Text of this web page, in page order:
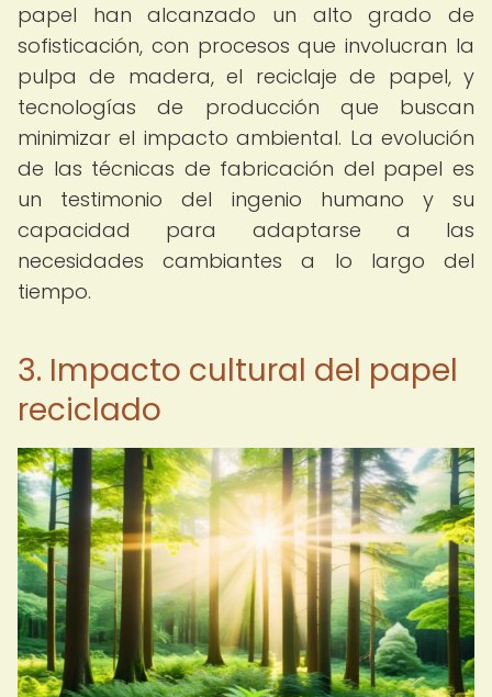
papel han alcanzado un alto grado de
sofisticación, con procesos que involucran la
pulpa de madera, el reciclaje de papel, y
tecnologías de producción que buscan
minimizar el impacto ambiental. La evolución
de las técnicas de fabricación del papel es
un testimonio del ingenio humano y su
capacidad para adaptarse a las
necesidades cambiantes a lo largo del
tiempo.
3. Impacto cultural del papel
reciclado